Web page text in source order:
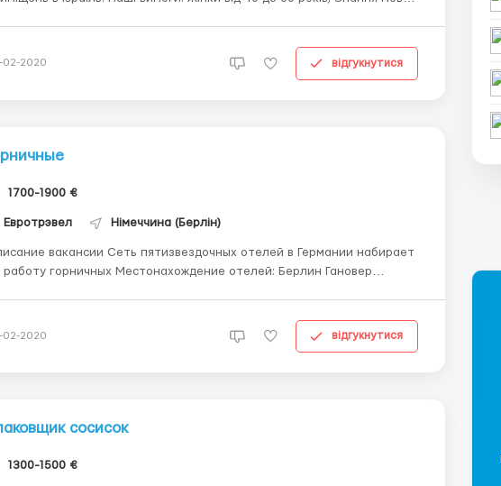
02-2020 відгукнутися
1700-1900 €
Евротрэвел Німеччина (Берлін)
вакансии Сеть пятизвездочных отелей в Германии набирает
горничных Местонахождение отелей: Берлин Гановер
02-2020 відгукнутися
сосисок
1300-1500 €